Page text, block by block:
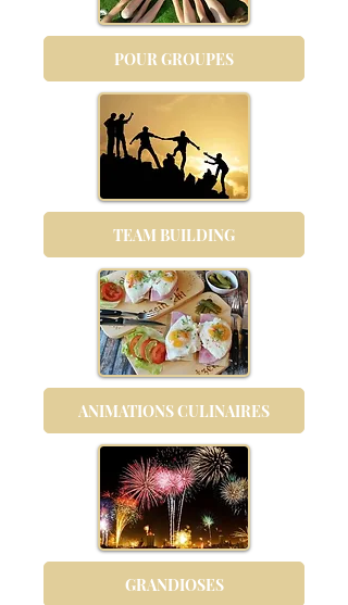
POUR GROUPES
TEAM BUILDING
ANIMATIONS CULINAIRES
GRANDIOSES